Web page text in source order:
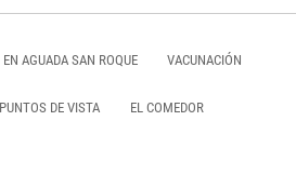
AGUADA SAN ROQUE VACUNACIÓN
PUNTOS DE VISTA EL COMEDOR